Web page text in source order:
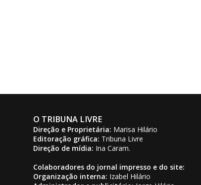
O TRIBUNA LIVRE
Direção e Proprietária: Marisa Hilário
Editoração gráfica: Tribuna Livre
Direção de mídia: Ina Caram.
Colaboradores do jornal impresso e do site:
Organização interna: Izabel Hilário